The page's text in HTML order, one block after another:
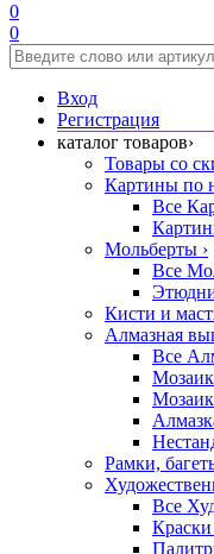
0
0
Вход
Регистрация
каталог товаров›
Товары со
Картины по
Все
Мольберты ›
Все
Кисти и
Алмазная
Все
Рамки,
Все